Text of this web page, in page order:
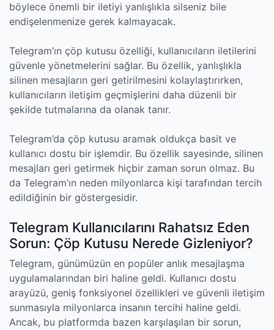
böylece önemli bir iletiyi yanlışlıkla silseniz bile
endişelenmenize gerek kalmayacak.
Telegram’ın çöp kutusu özelliği, kullanıcıların iletilerini
güvenle yönetmelerini sağlar. Bu özellik, yanlışlıkla
silinen mesajların geri getirilmesini kolaylaştırırken,
kullanıcıların iletişim geçmişlerini daha düzenli bir
şekilde tutmalarına da olanak tanır.
Telegram’da çöp kutusu aramak oldukça basit ve
kullanıcı dostu bir işlemdir. Bu özellik sayesinde, silinen
mesajları geri getirmek hiçbir zaman sorun olmaz. Bu
da Telegram’ın neden milyonlarca kişi tarafından tercih
edildiğinin bir göstergesidir.
Telegram Kullanıcılarını Rahatsız Eden
Sorun: Çöp Kutusu Nerede Gizleniyor?
Telegram, günümüzün en popüler anlık mesajlaşma
uygulamalarından biri haline geldi. Kullanıcı dostu
arayüzü, geniş fonksiyonel özellikleri ve güvenli iletişim
sunmasıyla milyonlarca insanın tercihi haline geldi.
Ancak, bu platformda bazen karşılaşılan bir sorun,